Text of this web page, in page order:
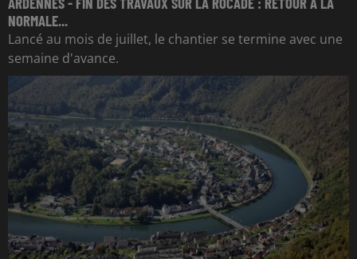
NORMALE...
Lancé au mois de juillet, le chantier se termine avec une
semaine d'avance.